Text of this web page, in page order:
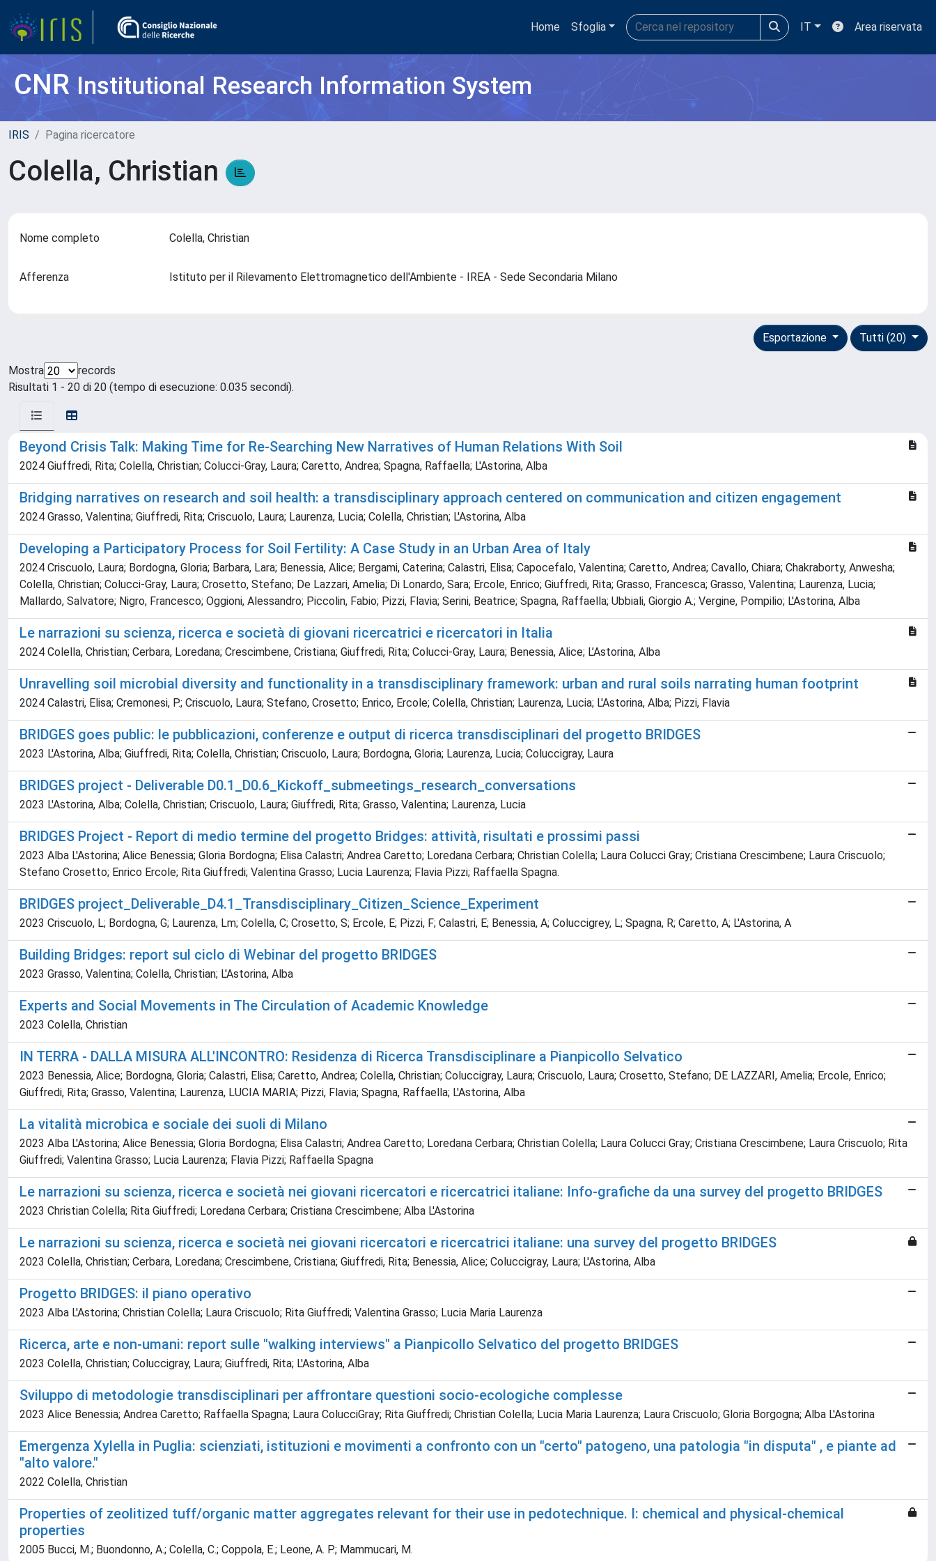
Home Sfoglia IT Area riservata
CNRInstitutional Research Information System
IRIS Pagina ricercatore
Colella, Christian
Nome completo Colella, Christian
Afferenza Istituto per il Rilevamento Elettromagnetico dell'Ambiente - IREA - Sede Secondaria Milano
Tutti (20)
Esportazione
Mostra
records
Risultati 1 - 20 di 20 (tempo di esecuzione: 0.035 secondi).
Beyond Crisis Talk: Making Time for Re-Searching New Narratives of Human Relations With Soil
2024 Giuffredi, Rita; Colella, Christian; Colucci-Gray, Laura; Caretto, Andrea; Spagna, Raffaella; L'Astorina, Alba
Bridging narratives on research and soil health: a transdisciplinary approach centered on communication and citizen engagement
2024 Grasso, Valentina; Giuffredi, Rita; Criscuolo, Laura; Laurenza, Lucia; Colella, Christian; L'Astorina, Alba
Developing a Participatory Process for Soil Fertility: A Case Study in an Urban Area of Italy
2024 Criscuolo, Laura; Bordogna, Gloria; Barbara, Lara; Benessia, Alice; Bergami, Caterina; Calastri, Elisa; Capocefalo, Valentina; Caretto, Andrea; Cavallo, Chiara; Chakraborty, Anwesha;
Colella, Christian; Colucci-Gray, Laura; Crosetto, Stefano; De Lazzari, Amelia; Di Lonardo, Sara; Ercole, Enrico; Giuffredi, Rita; Grasso, Francesca; Grasso, Valentina; Laurenza, Lucia;
Mallardo, Salvatore; Nigro, Francesco; Oggioni, Alessandro; Piccolin, Fabio; Pizzi, Flavia; Serini, Beatrice; Spagna, Raffaella; Ubbiali, Giorgio A.; Vergine, Pompilio; L'Astorina, Alba
Le narrazioni su scienza, ricerca e società di giovani ricercatrici e ricercatori in Italia
2024 Colella, Christian; Cerbara, Loredana; Crescimbene, Cristiana; Giuffredi, Rita; Colucci-Gray, Laura; Benessia, Alice; L’Astorina, Alba
Unravelling soil microbial diversity and functionality in a transdisciplinary framework: urban and rural soils narrating human footprint
2024 Calastri, Elisa; Cremonesi, P.; Criscuolo, Laura; Stefano, Crosetto; Enrico, Ercole; Colella, Christian; Laurenza, Lucia; L'Astorina, Alba; Pizzi, Flavia
BRIDGES goes public: le pubblicazioni, conferenze e output di ricerca transdisciplinari del progetto BRIDGES
2023 L'Astorina, Alba; Giuffredi, Rita; Colella, Christian; Criscuolo, Laura; Bordogna, Gloria; Laurenza, Lucia; Coluccigray, Laura
BRIDGES project - Deliverable D0.1_D0.6_Kickoff_submeetings_research_conversations
2023 L'Astorina, Alba; Colella, Christian; Criscuolo, Laura; Giuffredi, Rita; Grasso, Valentina; Laurenza, Lucia
BRIDGES Project - Report di medio termine del progetto Bridges: attività, risultati e prossimi passi
2023 Alba L'Astorina; Alice Benessia; Gloria Bordogna; Elisa Calastri; Andrea Caretto; Loredana Cerbara; Christian Colella; Laura Colucci Gray; Cristiana Crescimbene; Laura Criscuolo;
Stefano Crosetto; Enrico Ercole; Rita Giuffredi; Valentina Grasso; Lucia Laurenza; Flavia Pizzi; Raffaella Spagna.
BRIDGES project_Deliverable_D4.1_Transdisciplinary_Citizen_Science_Experiment
2023 Criscuolo, L; Bordogna, G; Laurenza, Lm; Colella, C; Crosetto, S; Ercole, E; Pizzi, F; Calastri, E; Benessia, A; Coluccigrey, L; Spagna, R; Caretto, A; L'Astorina, A
Building Bridges: report sul ciclo di Webinar del progetto BRIDGES
2023 Grasso, Valentina; Colella, Christian; L'Astorina, Alba
Experts and Social Movements in The Circulation of Academic Knowledge
2023 Colella, Christian
IN TERRA - DALLA MISURA ALL'INCONTRO: Residenza di Ricerca Transdisciplinare a Pianpicollo Selvatico
2023 Benessia, Alice; Bordogna, Gloria; Calastri, Elisa; Caretto, Andrea; Colella, Christian; Coluccigray, Laura; Criscuolo, Laura; Crosetto, Stefano; DE LAZZARI, Amelia; Ercole, Enrico;
Giuffredi, Rita; Grasso, Valentina; Laurenza, LUCIA MARIA; Pizzi, Flavia; Spagna, Raffaella; L'Astorina, Alba
La vitalità microbica e sociale dei suoli di Milano
2023 Alba L'Astorina; Alice Benessia; Gloria Bordogna; Elisa Calastri; Andrea Caretto; Loredana Cerbara; Christian Colella; Laura Colucci Gray; Cristiana Crescimbene; Laura Criscuolo; Rita
Giuffredi; Valentina Grasso; Lucia Laurenza; Flavia Pizzi; Raffaella Spagna
Le narrazioni su scienza, ricerca e società nei giovani ricercatori e ricercatrici italiane: Info-grafiche da una survey del progetto BRIDGES
2023 Christian Colella; Rita Giuffredi; Loredana Cerbara; Cristiana Crescimbene; Alba L'Astorina
Le narrazioni su scienza, ricerca e società nei giovani ricercatori e ricercatrici italiane: una survey del progetto BRIDGES
2023 Colella, Christian; Cerbara, Loredana; Crescimbene, Cristiana; Giuffredi, Rita; Benessia, Alice; Coluccigray, Laura; L'Astorina, Alba
Progetto BRIDGES: il piano operativo
2023 Alba L'Astorina; Christian Colella; Laura Criscuolo; Rita Giuffredi; Valentina Grasso; Lucia Maria Laurenza
Ricerca, arte e non-umani: report sulle "walking interviews" a Pianpicollo Selvatico del progetto BRIDGES
2023 Colella, Christian; Coluccigray, Laura; Giuffredi, Rita; L'Astorina, Alba
Sviluppo di metodologie transdisciplinari per affrontare questioni socio-ecologiche complesse
2023 Alice Benessia; Andrea Caretto; Raffaella Spagna; Laura ColucciGray; Rita Giuffredi; Christian Colella; Lucia Maria Laurenza; Laura Criscuolo; Gloria Borgogna; Alba L'Astorina
Emergenza Xylella in Puglia: scienziati, istituzioni e movimenti a confronto con un "certo" patogeno, una patologia "in disputa" , e piante ad
"alto valore."
2022 Colella, Christian
Properties of zeolitized tuff/organic matter aggregates relevant for their use in pedotechnique. I: chemical and physical-chemical
properties
2005 Bucci, M.; Buondonno, A.; Colella, C.; Coppola, E.; Leone, A. P.; Mammucari, M.